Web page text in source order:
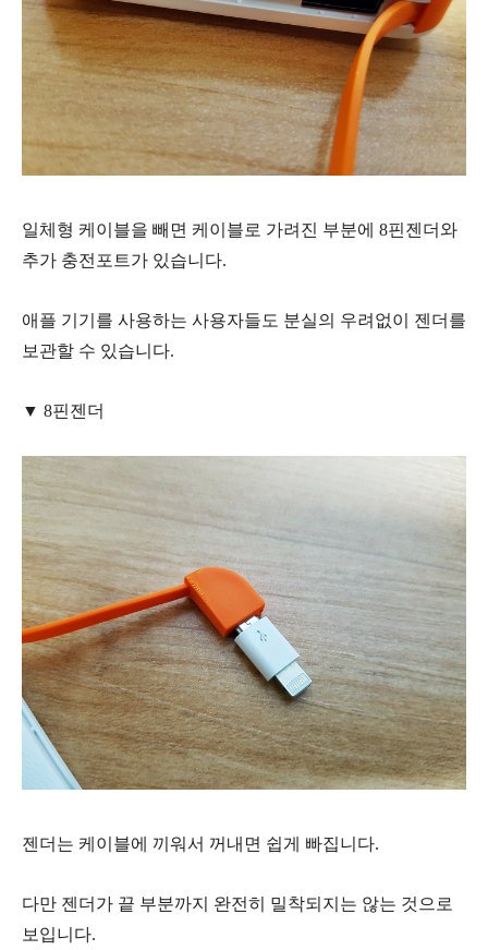
일체형 케이블을 빼면 케이블로 가려진 부분에 8핀젠더와
추가 충전포트가 있습니다.
애플 기기를 사용하는 사용자들도 분실의 우려없이 젠더를
보관할 수 있습니다.
▼ 8핀젠더
젠더는 케이블에 끼워서 꺼내면 쉽게 빠집니다.
다만 젠더가 끝 부분까지 완전히 밀착되지는 않는 것으로
보입니다.